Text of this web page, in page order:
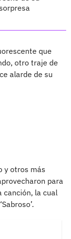
que
otro traje de
alarde de su
y otros más
para
canción, la cual